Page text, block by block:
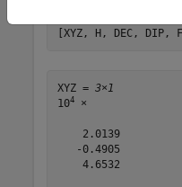
[XYZ, H, DEC, DIP,
XYZ = 3×1
104 ×
    2.0139
   -0.4905
    4.6532